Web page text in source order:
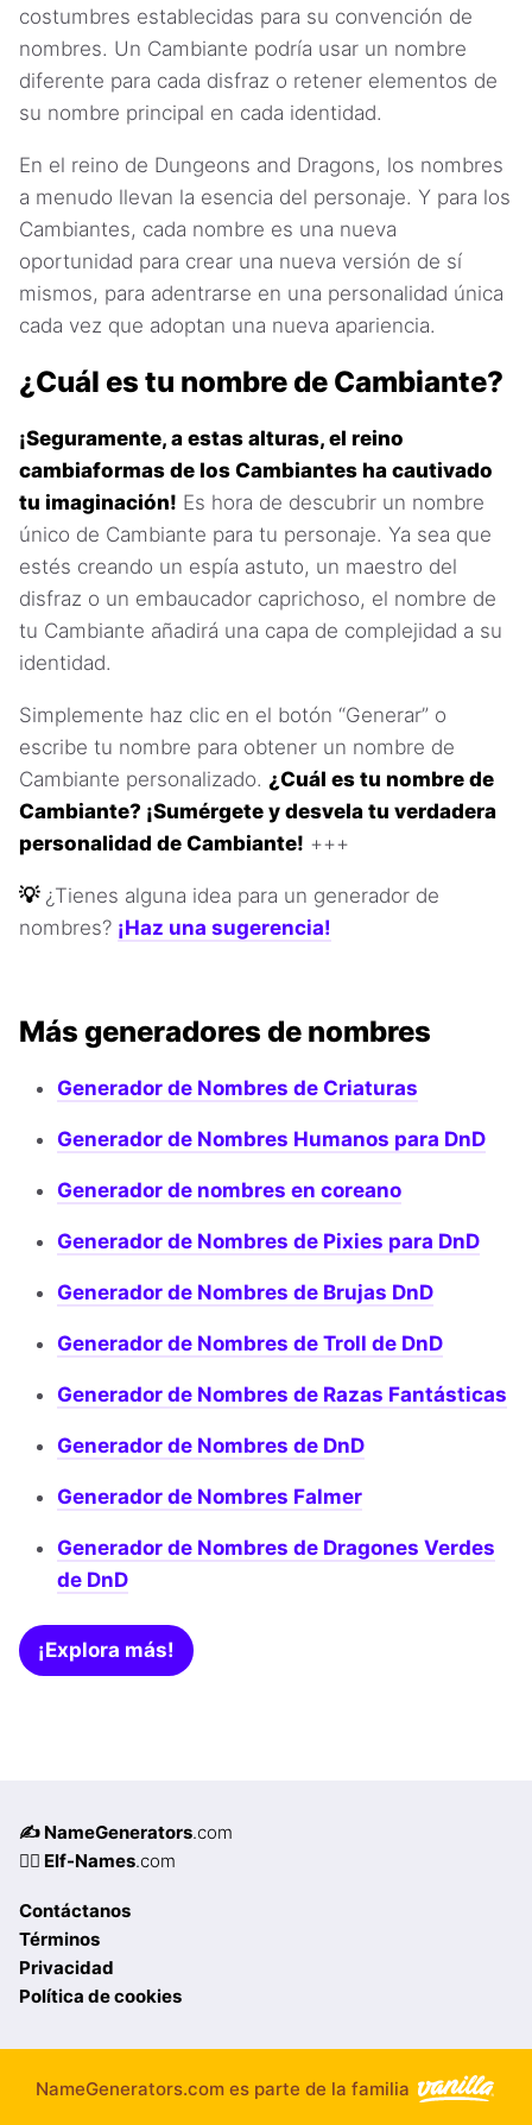
costumbres establecidas para su convención de
nombres. Un Cambiante podría usar un nombre
diferente para cada disfraz o retener elementos de
su nombre principal en cada identidad.
En el reino de Dungeons and Dragons, los nombres
a menudo llevan la esencia del personaje. Y para los
Cambiantes, cada nombre es una nueva
oportunidad para crear una nueva versión de sí
mismos, para adentrarse en una personalidad única
cada vez que adoptan una nueva apariencia.
¿Cuál es tu nombre de Cambiante?
¡Seguramente, a estas alturas, el reino
cambiaformas de los Cambiantes ha cautivado
tu imaginación! Es hora de descubrir un nombre
único de Cambiante para tu personaje. Ya sea que
estés creando un espía astuto, un maestro del
disfraz o un embaucador caprichoso, el nombre de
tu Cambiante añadirá una capa de complejidad a su
identidad.
Simplemente haz clic en el botón “Generar” o
escribe tu nombre para obtener un nombre de
Cambiante personalizado. ¿Cuál es tu nombre de
Cambiante? ¡Sumérgete y desvela tu verdadera
personalidad de Cambiante! +++
💡 ¿Tienes alguna idea para un generador de
nombres? ¡Haz una sugerencia!
Más generadores de nombres
Generador de Nombres de Criaturas
Generador de Nombres Humanos para DnD
Generador de nombres en coreano
Generador de Nombres de Pixies para DnD
Generador de Nombres de Brujas DnD
Generador de Nombres de Troll de DnD
Generador de Nombres de Razas Fantásticas
Generador de Nombres de DnD
Generador de Nombres Falmer
Generador de Nombres de Dragones Verdes
de DnD
¡Explora más!
✍️ NameGenerators.com
🧝‍♀️ Elf-Names.com
Contáctanos
Términos
Privacidad
Política de cookies
NameGenerators.com es parte de la familia